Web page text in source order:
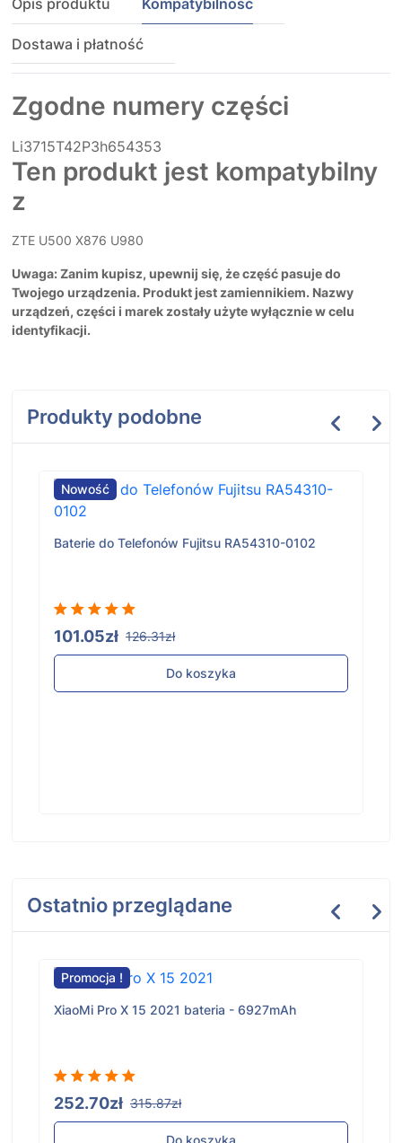
Opis produktu Kompatybilność
Dostawa i płatność
Zgodne numery części
Li3715T42P3h654353
Ten produkt jest kompatybilny
z
ZTE U500 X876 U980
Uwaga: Zanim kupisz, upewnij się, że część pasuje do
Twojego urządzenia. Produkt jest zamiennikiem. Nazwy
urządzeń, części i marek zostały użyte wyłącznie w celu
identyfikacji.
Produkty podobne
Nowość
Baterie do Telefonów Fujitsu RA54310-0102
101.05zł 126.31zł
Do koszyka
Ostatnio przeglądane
Promocja !
XiaoMi Pro X 15 2021 bateria - 6927mAh
252.70zł 315.87zł